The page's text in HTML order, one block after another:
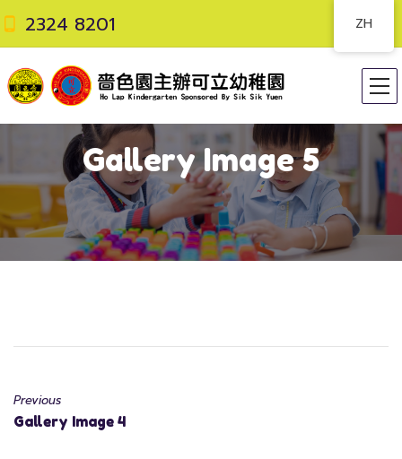
2324 8201
Gallery Image 5
Previous
Gallery Image 4
ZH